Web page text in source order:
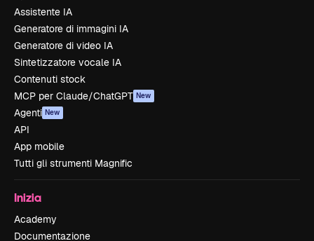
Assistente IA
Generatore di immagini IA
Generatore di video IA
Sintetizzatore vocale IA
Contenuti stock
MCP per Claude/ChatGPT New
Agenti New
API
App mobile
Tutti gli strumenti Magnific
Inizia
Academy
Documentazione